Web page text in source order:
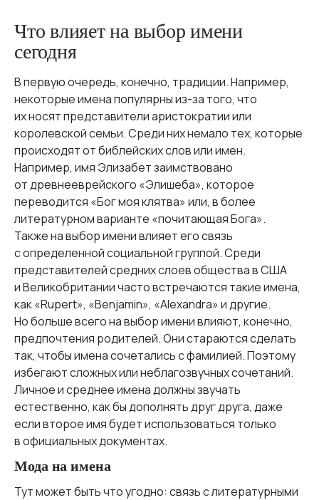
Что влияет на выбор имени
сегодня
В первую очередь, конечно, традиции. Например,
некоторые имена популярны из-за того, что
их носят представители аристократии или
королевской семьи. Среди них немало тех, которые
происходят от библейских слов или имен.
Например, имя Элизабет заимствовано
от древнееврейского «Элишеба», которое
переводится «Бог моя клятва» или, в более
литературном варианте «почитающая Бога».
Также на выбор имени влияет его связь
с определенной социальной группой. Среди
представителей средних слоев общества в США
и Великобритании часто встречаются такие имена,
как «Rupert», «Benjamin», «Alexandra» и другие.
Но больше всего на выбор имени влияют, конечно,
предпочтения родителей. Они стараются сделать
так, чтобы имена сочетались с фамилией. Поэтому
избегают сложных или неблагозвучных сочетаний.
Личное и среднее имена должны звучать
естественно, как бы дополнять друг друга, даже
если второе имя будет использоваться только
в официальных документах.
Мода на имена
Тут может быть что угодно: связь с литературными